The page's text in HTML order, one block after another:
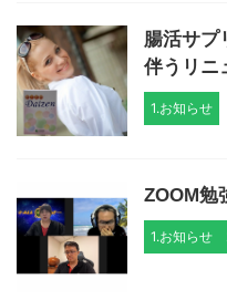
腸活サプ
伴うリニ
1.お知らせ
ZOOM勉
1.お知らせ